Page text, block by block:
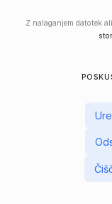
Z nalaganjem datotek